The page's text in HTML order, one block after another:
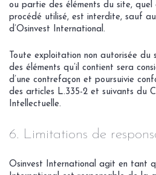
ou partie des éléments du site, quel
procédé utilisé, est interdite, sauf
d’Osinvest International.
Toute exploitation non autorisée du
des éléments qu’il contient sera
d’une contrefaçon et poursuivie
des articles L.335-2 et suivants du
Intellectuelle.
6. Limitations de
Osinvest International agit en tant